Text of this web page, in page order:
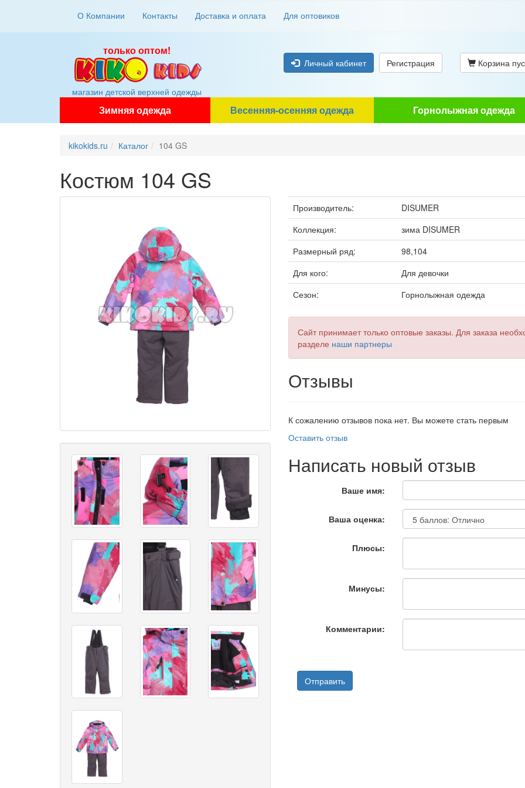
О Компании Контакты Доставка и оплата Для оптовиков
только оптом!
магазин детской верхней одежды
Личный кабинет Регистрация Корзина
Зимняя одежда Весенняя-осенняя одежда Горнолыжная одежда
kikokids.ru Каталог 104 GS
Костюм 104 GS
Производитель:
DISUMER
Коллекция:
зима DISUMER
Размерный ряд:
98,104
Для кого:
Для девочки
Сезон:
Горнолыжная одежда
Сайт принимает только оптовые заказы. Для заказа
разделе наши партнеры
Отзывы
К сожалению отзывов пока нет. Вы можете стать первым
Оставить отзыв
Написать новый отзыв
Ваше имя:
Ваша оценка:
Плюсы:
Минусы:
Комментарии: